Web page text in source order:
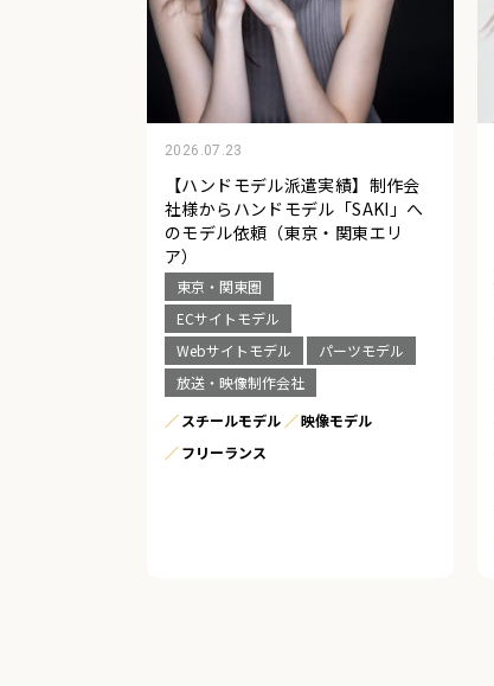
2026.07.23
【ハンドモデル派遣実績】制作会
社様からハンドモデル「SAKI」へ
のモデル依頼（東京・関東エリ
ア）
東京・関東圏
ECサイトモデル
Webサイトモデル
パーツモデル
放送・映像制作会社
スチールモデル
映像モデル
フリーランス